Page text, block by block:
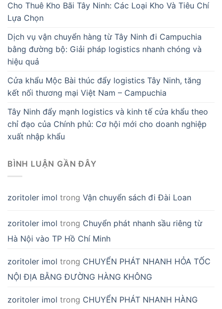
Cho Thuê Kho Bãi Tây Ninh: Các Loại Kho Và Tiêu Chí
Lựa Chọn
Dịch vụ vận chuyển hàng từ Tây Ninh đi Campuchia
bằng đường bộ: Giải pháp logistics nhanh chóng và
hiệu quả
Cửa khẩu Mộc Bài thúc đẩy logistics Tây Ninh, tăng
kết nối thương mại Việt Nam – Campuchia
Tây Ninh đẩy mạnh logistics và kinh tế cửa khẩu theo
chỉ đạo của Chính phủ: Cơ hội mới cho doanh nghiệp
xuất nhập khẩu
BÌNH LUẬN GẦN ĐÂY
zoritoler imol trong Vận chuyển sách đi Đài Loan
zoritoler imol trong Chuyển phát nhanh sầu riêng từ
Hà Nội vào TP Hồ Chí Minh
zoritoler imol trong CHUYỂN PHÁT NHANH HỎA TỐC
NỘI ĐỊA BẰNG ĐƯỜNG HÀNG KHÔNG
zoritoler imol trong CHUYỂN PHÁT NHANH HÀNG